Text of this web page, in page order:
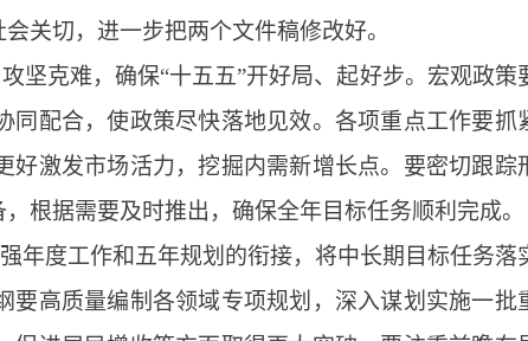
关切，进一步把两个文件稿修改好。
坚克难，确保“十五五”开好局、起好步。宏观政策
配合，使政策尽快落地见效。各项重点工作要抓
激发市场活力，挖掘内需新增长点。要密切跟踪
根据需要及时推出，确保全年目标任务顺利完成。
年度工作和五年规划的衔接，将中长期目标任务落
高质量编制各领域专项规划，深入谋划实施一批